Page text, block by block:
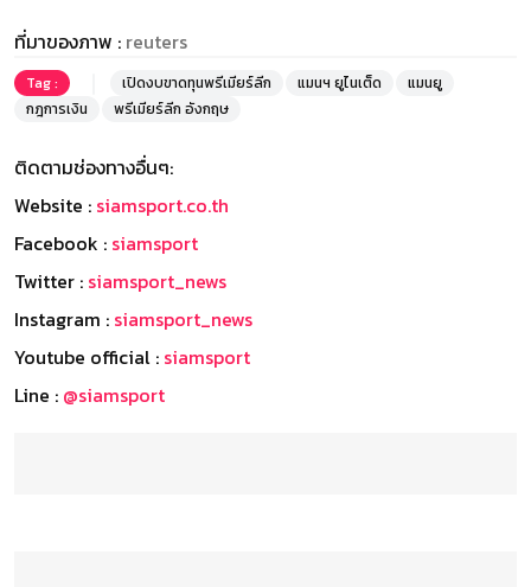
ที่มาของภาพ : reuters
Tag : เปิดงบขาดทุนพรีเมียร์ลีก แมนฯ ยูไนเต็ด
แมนยู
กฎการเงิน
พรีเมียร์ลีก อังกฤษ
ติดตามช่องทางอื่นๆ:
Website : siamsport.co.th
Facebook : siamsport
Twitter : siamsport_news
Instagram : siamsport_news
Youtube official : siamsport
Line : @siamsport